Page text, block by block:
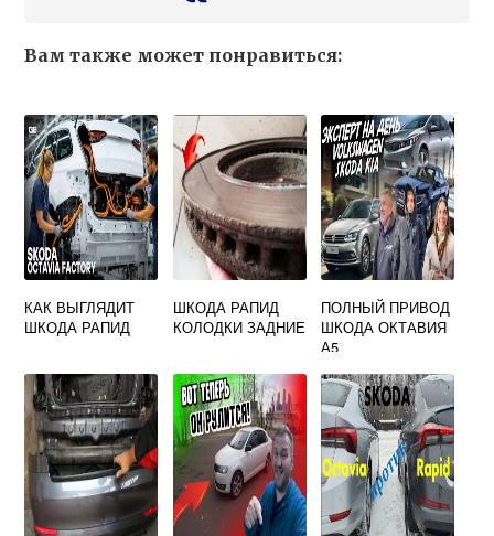
Вам также может понравиться:
КАК ВЫГЛЯДИТ
ШКОДА РАПИД
ШКОДА РАПИД
КОЛОДКИ ЗАДНИЕ
ПОЛНЫЙ ПРИВОД
ШКОДА ОКТАВИЯ
А5